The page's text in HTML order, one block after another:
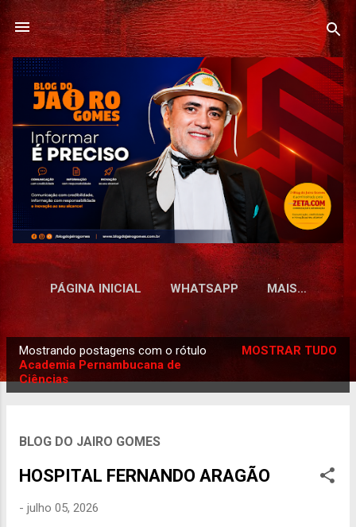
Pular para o conteúdo principal
PÁGINA INICIAL WHATSAPP MAIS…
o
Mostrando postagens com o rótulo
Academia Pernambucana de
Ciências
MOSTRAR TUDO
BLOG DO JAIRO GOMES
HOSPITAL FERNANDO ARAGÃO
- julho 05, 2026